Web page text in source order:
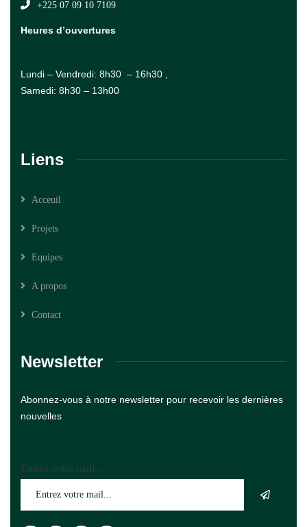
+225 07 09 10 7109
Heures d’ouvertures
Lundi – Vendredi: 8h30 – 16h30 ,
Samedi: 8h30 – 13h00
Liens
Acceuil
Projets
Equipes
A propos
Contact
Newsletter
Abonnez-vous à notre newsletter pour recevoir les dernières
nouvelles
Entrez votre mail...